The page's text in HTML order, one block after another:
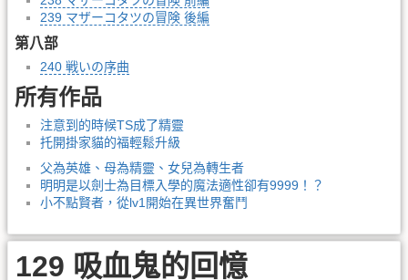
239 マザーコタツの冒険 後編
第八部
240 戦いの序曲
所有作品
注意到的時候TS成了精靈
托開掛家貓的福輕鬆升級
父為英雄、母為精靈、女兒為轉生者
明明是以劍士為目標入學的魔法適性卻有9999！？
小不點賢者，從lv1開始在異世界奮鬥
129 吸血鬼的回憶